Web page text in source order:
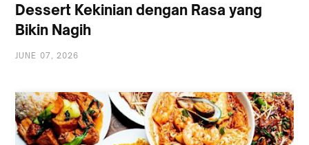
Dessert Kekinian dengan Rasa yang
Bikin Nagih
JUNE 07, 2026